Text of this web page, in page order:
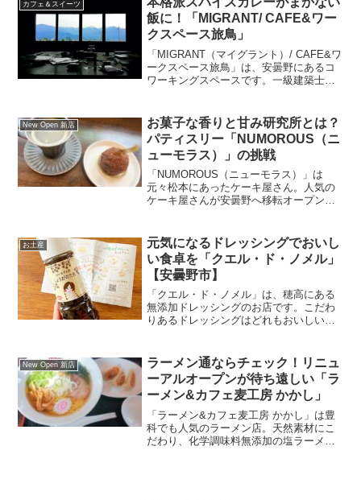
カフェ＆スイーツ
飯に！「MIGRANT/ CAFE&ワー
クスペース旅鳥」
「MIGRANT（マイグラント）/ CAFE&ワ
ークスペース旅鳥」は、安曇野にあるコ
ワーキングスペースです。一級建築士事
きれいな北アルプスを眺めながら仕事。
いろんな人が集まるコワーキングスペー
スです。今回は、「MIGRANT（マイグラ
ント）/ CAFE&ワークスペース旅鳥」を
紹介します。
New Open 新店
お菓子な香りと甘み研究所とは？
パティスリー「NUMOROUS（ニ
ューモラス）」の挑戦
「NUMOROUS（ニューモラス）」は
元々松本にあったケーキ屋さん。人気の
ケーキ屋さんが安曇野へ移転オープンし
の持つ、和建築の世界観に惚れ込んだオ
ーナーさんが依頼して作...
お土産
元気になるドレッシングでおいし
い食卓を「クエル・ド・ノメル」
【安曇野市】
「クエル・ド・ノメル」は、穂高にある
無添加ドレッシングのお店です。こだわ
りあるドレッシングはどれもおいしいと
エル・ド・ノメル」を紹介します。
New Open 新店
ラーメン通ならチェック！リニュ
ーアルオープンが待ち遠しい「ラ
ーメン&カフェ麦工房 かかし」
「ラーメン&カフェ麦工房 かかし」は豊
科でも人気のラーメン店。天然素材にこ
だわり、化学調味料無添加の塩ラーメン